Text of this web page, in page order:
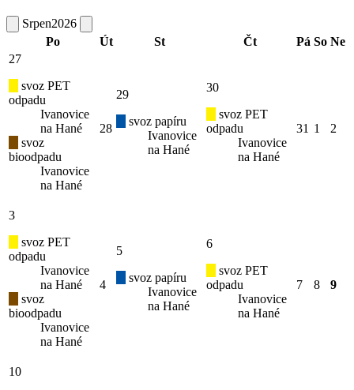
Srpen2026
Po
Út St Čt Pá So Ne
27
svoz PET
odpadu
Ivanovice
na Hané
svoz
bioodpadu
Ivanovice
na Hané
28
29
svoz papíru
Ivanovice
na Hané
30
svoz PET
odpadu
Ivanovice
na Hané
31 1 2
3
svoz PET
odpadu
Ivanovice
na Hané
svoz
bioodpadu
Ivanovice
na Hané
4
5
svoz papíru
Ivanovice
na Hané
6
svoz PET
odpadu
Ivanovice
na Hané
7 8 9
10